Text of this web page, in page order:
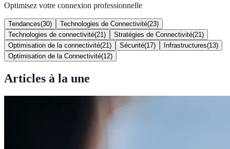
Optimisez votre connexion professionnelle
Tendances(30) Technologies de Connectivité(23)
Technologies de connectivité(21 ) Stratégies de Connectivité(21 )
Optimisation de la connectivité(21 ) Sécurité(17) Infrastructures(13)
Optimisation de la Connectivité(12)
Articles à la une